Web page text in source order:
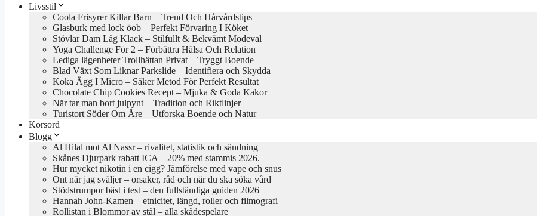
Livsstil
Coola Frisyrer Killar Barn – Trend Och Hårvårdstips
Glasburk med lock öob – Perfekt Förvaring I Köket
Stövlar Dam Låg Klack – Stilfullt & Bekvämt Modeval
Yoga Challenge För 2 – Förbättra Hälsa Och Relation
Lediga lägenheter Trollhättan Privat – Tryggt Boende
Blad Växt Som Liknar Parkslide – Identifiera och Skydda
Koka Ägg I Micro – Säker Metod För Perfekt Resultat
Chocolate Chip Cookies Recept – Mjuka & Goda Kakor
När tar man bort julpynt – Tradition och Riktlinjer
Turistort Söder Om Åre – Utforska Boende och Natur
Korsord
Blogg
Al Hilal mot Al Nassr – rivalitet, statistik och sändning
Skånes Djurpark rabatt ICA – 20% med stammis 2026.
Hur mycket nikotin i en cigg? Jämförelse med vape och snus
Ont när jag sväljer – orsaker, råd och när du ska söka vård
Stödstrumpor bäst i test – den fullständiga guiden 2026
Hannah John-Kamen – etnicitet, längd, roller och filmografi
Rollistan i Blommor av stål – alla skådespelare